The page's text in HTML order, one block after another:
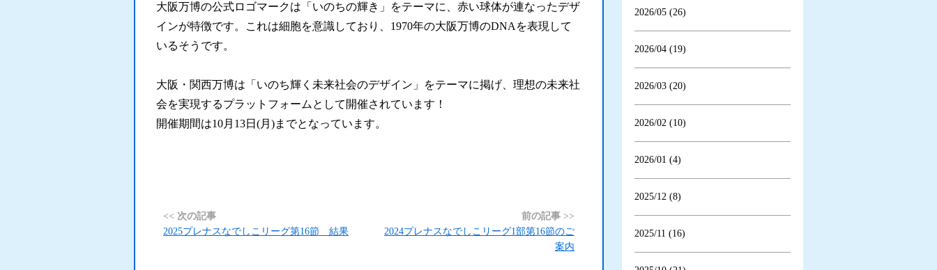
大阪万博の公式ロゴマークは「いのちの輝き」をテーマに、赤い球体が連なったデザ
インが特徴です。これは細胞を意識しており、1970年の大阪万博のDNAを表現して
いるそうです。
大阪・関西万博は「いのち輝く未来社会のデザイン」をテーマに掲げ、理想の未来社
会を実現するプラットフォームとして開催されています！
開催期間は10月13日(月)までとなっています。
<< 次の記事
2025プレナスなでしこリーグ第16節 結果
前の記事 >>
2024プレナスなでしこリーグ1部第16節のご
案内
2026/05 (26)
2026/04 (19)
2026/03 (20)
2026/02 (10)
2026/01 (4)
2025/12 (8)
2025/11 (16)